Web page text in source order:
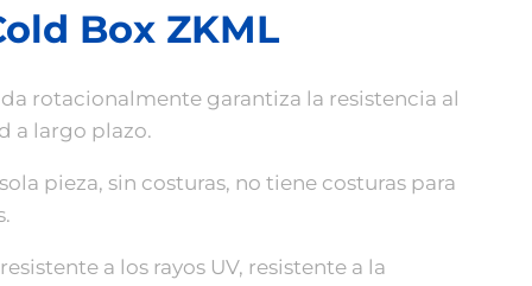
Box ZKML
rotacionalmente garantiza la resistencia al
a largo plazo.
pieza, sin costuras, no tiene costuras para
a los rayos UV, resistente a la